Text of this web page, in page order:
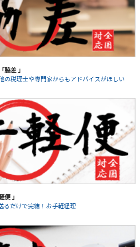
差 」
の税理士や専門家からもアドバイスがほしい
」
るだけで完結！お手軽経理